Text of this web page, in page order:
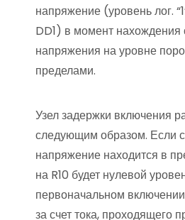
напряжение (уровень лог.
DD1) в момент нахождения
напряжения на уровне
пределами.
Узел задержки включения
следующим образом. Если
напряжение находится в
на R10 будет нулевой
первоначальном
за счет тока, проходящего